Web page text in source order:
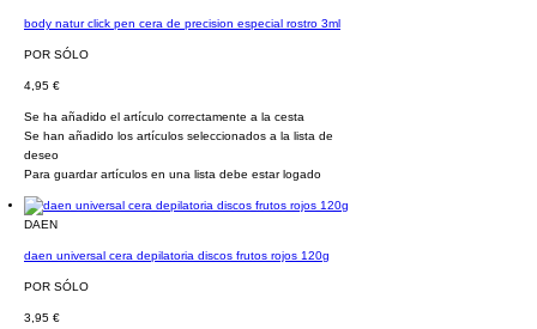
body natur click pen cera de precision especial rostro 3ml
POR SÓLO
4,95 €
Se ha añadido el artículo correctamente a la cesta
Se han añadido los artículos seleccionados a la lista de
deseo
Para guardar artículos en una lista debe estar logado
DAEN
daen universal cera depilatoria discos frutos rojos 120g
POR SÓLO
3,95 €